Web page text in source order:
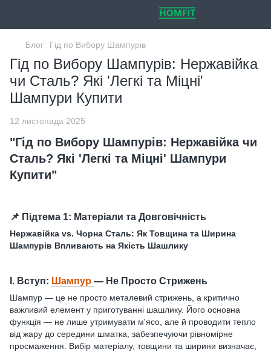
Блог Гід по Вибору Шампурів
Гід по Вибору Шампурів: Нержавійка
чи Сталь? Які 'Легкі та Міцні'
Шампури Купити
12 листопада 2025
"Гід по Вибору Шампурів: Нержавійка чи
Сталь? Які 'Легкі та Міцні' Шампури
Купити"
📌 Підтема 1: Матеріали та Довговічність
Нержавійка vs. Чорна Сталь: Як Товщина та Ширина
Шампурів Впливають на Якість Шашлику
I. Вступ: Шампур — Не Просто Стрижень
Шампур — це не просто металевий стрижень, а критично
важливий елемент у приготуванні шашлику. Його основна
функція — не лише утримувати м'ясо, але й проводити тепло
від жару до середини шматка, забезпечуючи рівномірне
просмаження. Вибір матеріалу, товщини та ширини визначає,